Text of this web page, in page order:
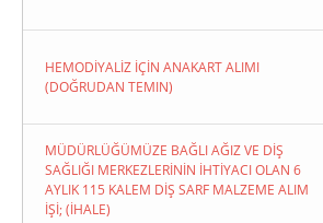
HEMODİYALİZ İÇİN ANAKART ALIMI
(DOĞRUDAN TEMIN)
MÜDÜRLÜĞÜMÜZE BAĞLI AĞIZ VE DİŞ
SAĞLIĞI MERKEZLERİNİN İHTİYACI OLAN 6
AYLIK 115 KALEM DİŞ SARF MALZEME ALIM
İŞİ; (İHALE)